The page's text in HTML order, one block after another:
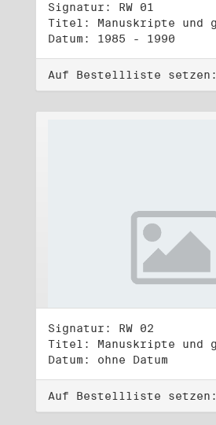
Signatur: RW 01
Datum: 1985 - 1990
Auf Bestellliste setzen:
Signatur: RW 02
Datum: ohne Datum
Auf Bestellliste setzen: